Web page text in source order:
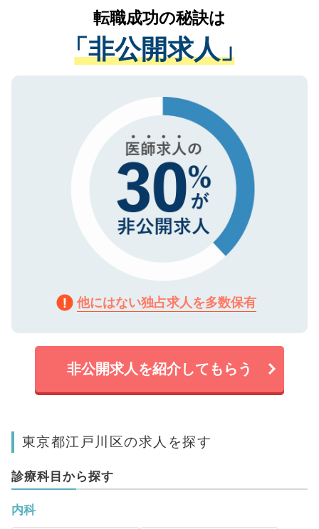
は、個人情報の取り扱いについての厳密な
管理基準を満たした事業者のみに付与され
る、プライバシーマークを取得済みです。
ご登録いただいた個人情報は、SSL（デー
で、機密保持に関してもご安心ください。
かがいして、現在の医療機関の状況や紹介
経験をまじえながら、適切なアドバイスを
させていただきます。すぐにご転職をされ
ない方には、長期的なサポートが可能です
ので、まずはご登録ください。
転職成功の秘訣は
「非公開求人」
他にはない独占求人を多数保有
非公開求人を紹介してもらう
東京都江戸川区の求人を探す
診療科目から探す
内科